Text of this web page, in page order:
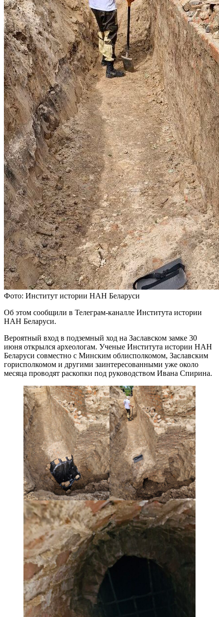
Фото: Институт истории НАН Беларуси
Об этом сообщили в Телеграм-каналле Института истории
НАН Беларуси.
Вероятный вход в подземный ход на Заславском замке 30
июня открылся археологам. Ученые Института истории НАН
Беларуси совместно с Минским облисполкомом, Заславским
горисполкомом и другими заинтересованными уже около
месяца проводят раскопки под руководством Ивана Спирина.